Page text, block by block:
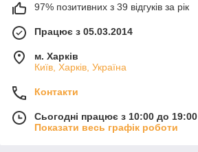
97% позитивних з 39 відгуків за рік
Працює з 05.03.2014
м. Харків
Київ, Харків, Україна
Контакти
Сьогодні працює з 10:00 до 19:00
Показати весь графік роботи